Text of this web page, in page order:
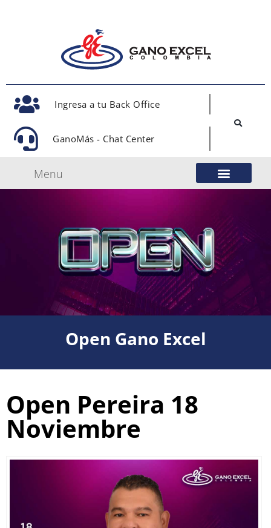
Ingresa a tu Back Office
GanoMás - Chat Center
Menu
Open Gano Excel
Open Pereira 18
Noviembre